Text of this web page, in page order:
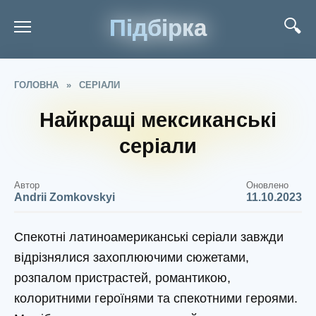
Підбірка
ГОЛОВНА » СЕРІАЛИ
Найкращі мексиканські
серіали
Автор
Andrii Zomkovskyi
Оновлено
11.10.2023
Спекотні латиноамериканські серіали завжди
відрізнялися захоплюючими сюжетами,
розпалом пристрастей, романтикою,
колоритними героїнями та спекотними героями.